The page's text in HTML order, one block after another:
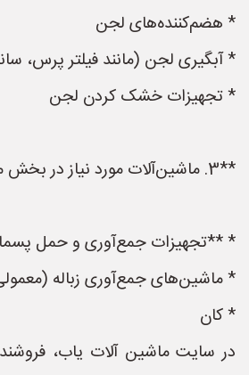
* هضم‌کننده‌های لجن
* آبگیری لجن (مانند فیلتر پرس،
* تجهیزات خشک کردن لجن
**3. ماشین‌آلات مورد نیاز در بخش مدیریت پسماند:**
* **تجهیزات جمع‌آوری و حمل
* ماشین‌های جمع‌آوری زباله
* کان
در سایت ماشین آلات یاب،